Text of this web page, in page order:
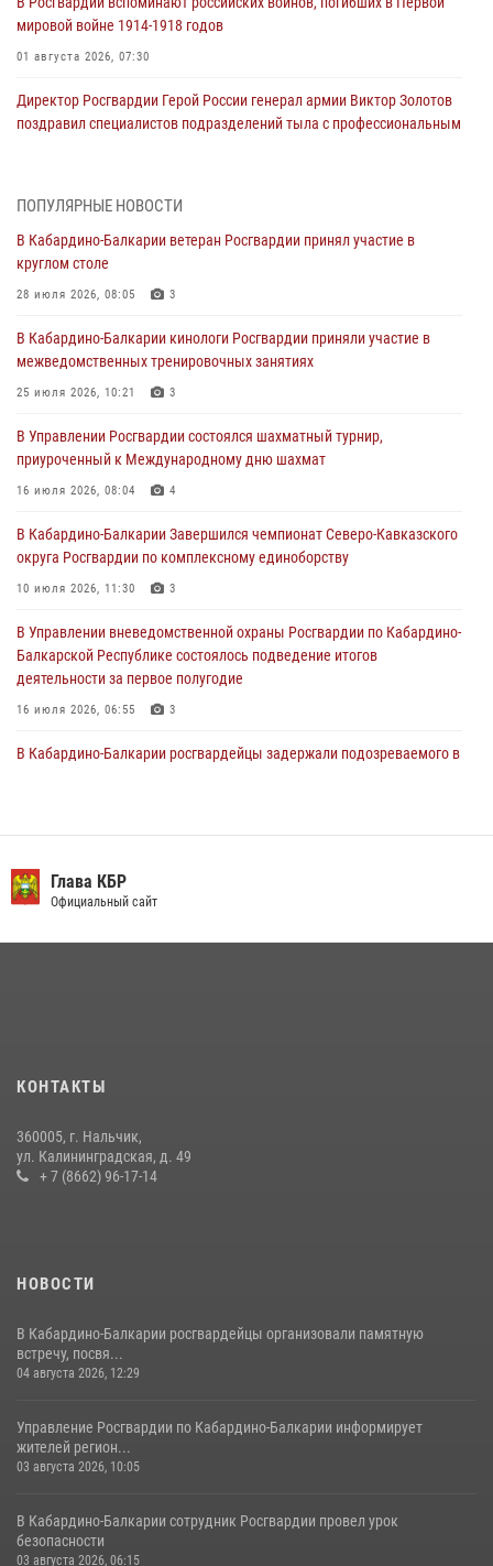
мировой войне 1914-1918 годов
01 августа 2026, 07:30
Директор Росгвардии Герой России генерал армии Виктор Золотов
поздравил специалистов подразделений тыла с профессиональным
направлении
31 июля 2026, 09:22
генерала армии Виктора Золотова с заместителем полномочного
представителя Президента Российской Федерации в Северо-
Кавказском федеральном округе Виталием Кузнецовым
Управление Росгвардии по Кабардино-Балкарской Республике
информирует
В Кабардино-Балкарии нештатные инструктора подразделений
Росгвардии отработали профессиональные навыки
ПОПУЛЯРНЫЕ НОВОСТИ
В Кабардино-Балкарии ветеран Росгвардии принял участие в
круглом столе
28 июля 2026, 08:05 3
В Кабардино-Балкарии кинологи Росгвардии приняли участие в
межведомственных тренировочных занятиях
25 июля 2026, 10:21 3
В Управлении Росгвардии состоялся шахматный турнир,
приуроченный к Международному дню шахмат
16 июля 2026, 08:04 4
В Кабардино-Балкарии Завершился чемпионат Северо-Кавказского
округа Росгвардии по комплексному единоборству
10 июля 2026, 11:30 3
В Управлении вневедомственной охраны Росгвардии по Кабардино-
Балкарской Республике состоялось подведение итогов
деятельности за первое полугодие
16 июля 2026, 06:55 3
В Кабардино-Балкарии росгвардейцы задержали подозреваемого в
округе Росгвардии
09 июля 2026, 08:36
НАЧАЛЬНИК УПРАВЛЕНИЯ РОСГВАРДИИ ПО КАБАРДИНО-
БАЛКАРСКОЙ РЕСПУБЛИКЕ ПРОВЕДЕТ ПРИЕМ ГРАЖДАН
Глава КБР
Официальный сайт
КОНТАКТЫ
360005, г. Нальчик,
ул. Калининградская, д. 49
+ 7 (8662) 96-17-14
НОВОСТИ
В Кабардино-Балкарии росгвардейцы организовали памятную
встречу, посвя...
04 августа 2026, 12:29
Управление Росгвардии по Кабардино-Балкарии информирует
жителей регион...
03 августа 2026, 10:05
В Кабардино‑Балкарии сотрудник Росгвардии провел урок
безопасности
03 августа 2026, 06:15